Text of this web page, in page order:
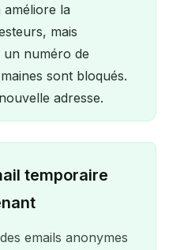
améliore la
mais
un numéro de
sont bloqués.
adresse.
temporaire
emails anonymes